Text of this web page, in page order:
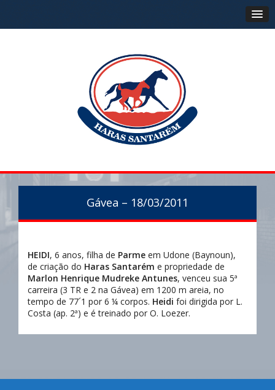
Gávea – 18/03/2011
HEIDI, 6 anos, filha de Parme em Udone (Baynoun),
de criação do Haras Santarém e propriedade de
Marlon Henrique Mudreke Antunes, venceu sua 5ª
carreira (3 TR e 2 na Gávea) em 1200 m areia, no
tempo de 77´1 por 6 ¼ corpos. Heidi foi dirigida por L.
Costa (ap. 2ª) e é treinado por O. Loezer.